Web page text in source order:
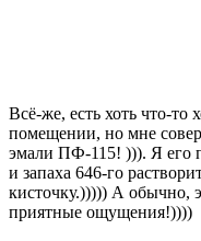
Всё-же, есть хоть что-
помещении, но мне
эмали ПФ-115! ))). Я его
и запаха 646-го
кисточку.))))) А обычно,
приятные ощущения!))))